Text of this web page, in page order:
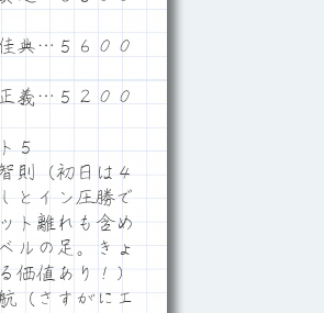
典…５６００
義…５２００
５
則（初日は４
とイン圧勝で
ト離れも含め
ルの足。きょ
価値あり！）
（さすがにエ